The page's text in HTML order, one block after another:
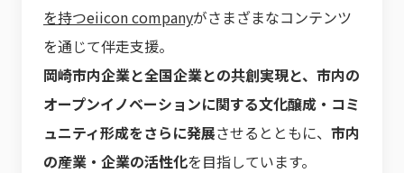
を持つeiicon companyがさまざまなコンテンツ
を通じて伴走支援。
岡崎市内企業と全国企業との共創実現と、市内の
オープンイノベーションに関する文化醸成・コミ
ュニティ形成をさらに発展させるとともに、 市内
の産業・企業の活性化を目指しています。